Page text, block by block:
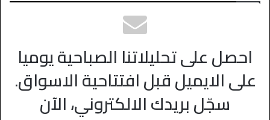
احصل على تحليلاتنا الصباحية يوميا
على الايميل قبل افتتاحية الاسواق.
سجّل بريدك الالكتروني، الآن